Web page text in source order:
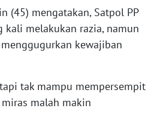
(45) mengatakan, Satpol PP
kali melakukan razia, namun
kewajiban
tak mampu mempersempit
malah makin